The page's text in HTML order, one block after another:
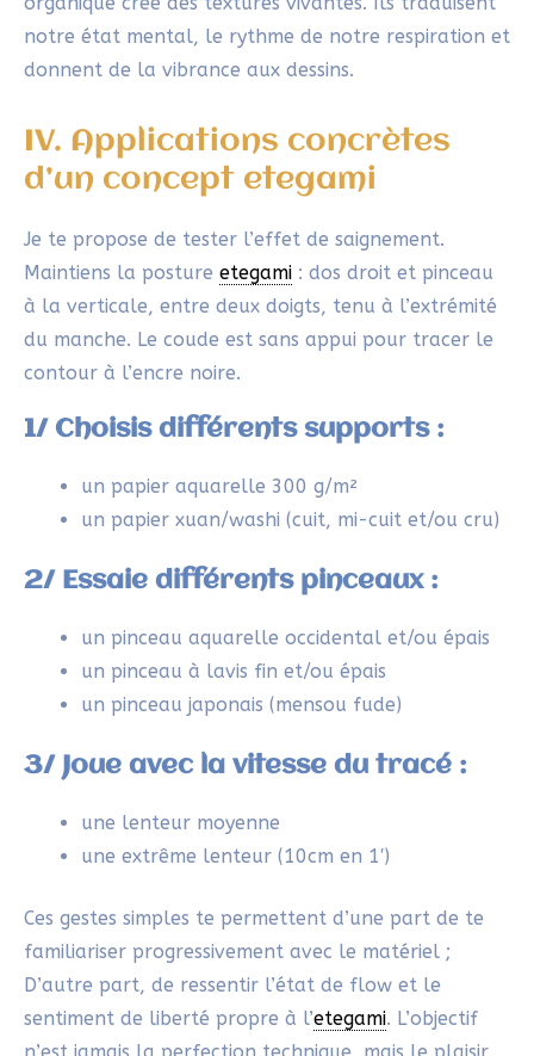
Absolument pas ! La beauté philosophique de
tient justement à la spontanéité et
tes émotions et ton attention.
Comment gérer le saignement de l’encre en
Le saignement est un phénomène naturel et
fait partie intégrante de l’esthétique wabi-
sabi. Tu peux ajuster légèrement la quantité
d’eau et la pression du pinceau. Laisse le
saignement se produire librement : il rend
chaque carteetegamivibrant et authentique.
Cet article vous a intéressé ? Vous êtes libre de le
partager !
5 jours pour retrouver le
plaisir decréer librement.
Une expérience sensible pour réveiller ton
Poser des gestes simples et accessibles sans
te juger
Laisser place à ton intuition et à l’imprévu
dans ta création
Reprendre confiance dans ta capacité